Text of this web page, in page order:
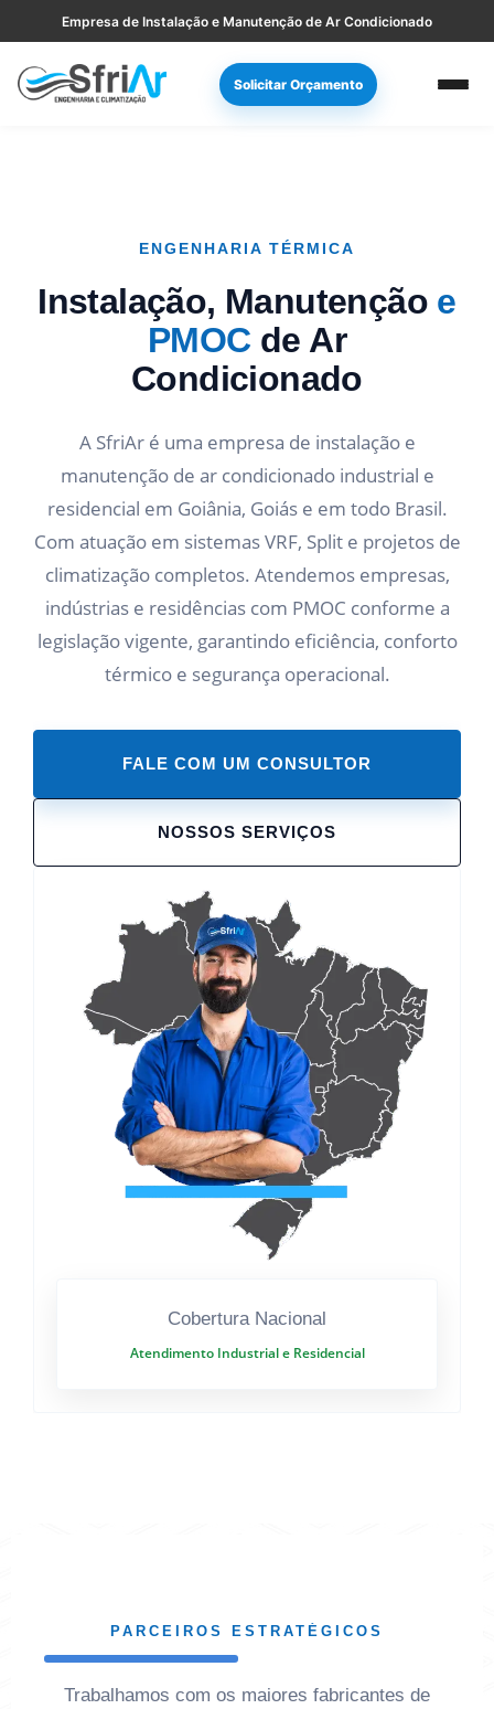
para
navegação
to
main
Empresa de Instalação e Manutenção de Ar Condicionado
Solicitar Orçamento
ENGENHARIA TÉRMICA
Instalação, Manutenção e
PMOC de Ar
Condicionado
A SfriAr é uma empresa de instalação e
manutenção de ar condicionado industrial e
residencial em Goiânia, Goiás e em todo Brasil.
Com atuação em sistemas VRF, Split e projetos de
climatização completos. Atendemos empresas,
indústrias e residências com PMOC conforme a
legislação vigente, garantindo eficiência, conforto
térmico e segurança operacional.
FALE COM UM CONSULTOR
NOSSOS SERVIÇOS
Cobertura Nacional
Atendimento Industrial e Residencial
PARCEIROS ESTRATÉGICOS
Trabalhamos com os maiores fabricantes de